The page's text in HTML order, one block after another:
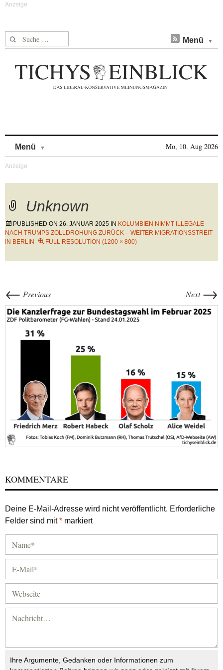
Suche nach: Menü
Menü Mo, 10. Aug 2026
Unknown
PUBLISHED ON 26. JANUAR 2025 IN KOLUMBIEN NIMMT ILLEGALE
NACH TRUMPS ZOLLDROHUNG ZURÜCK – WEITER MIGRATIONSSTREIT
IN BERLIN
FULL RESOLUTION (1200 × 800)
← Previous Next →
KOMMENTARE
Deine E-Mail-Adresse wird nicht veröffentlicht. Erforderliche
Felder sind mit* markiert
Ihre Argumente, Gedanken oder Informationen zum